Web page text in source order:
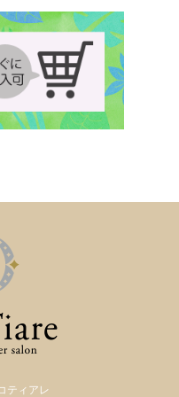
ティアレ